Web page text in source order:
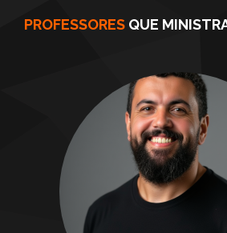
PROFESSORES QUE